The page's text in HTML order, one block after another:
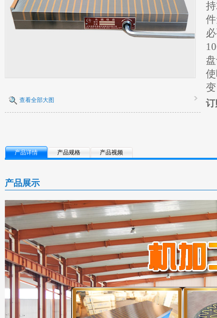
查看全部大图 订
产品详情 产品规格 产品视频
产品展示